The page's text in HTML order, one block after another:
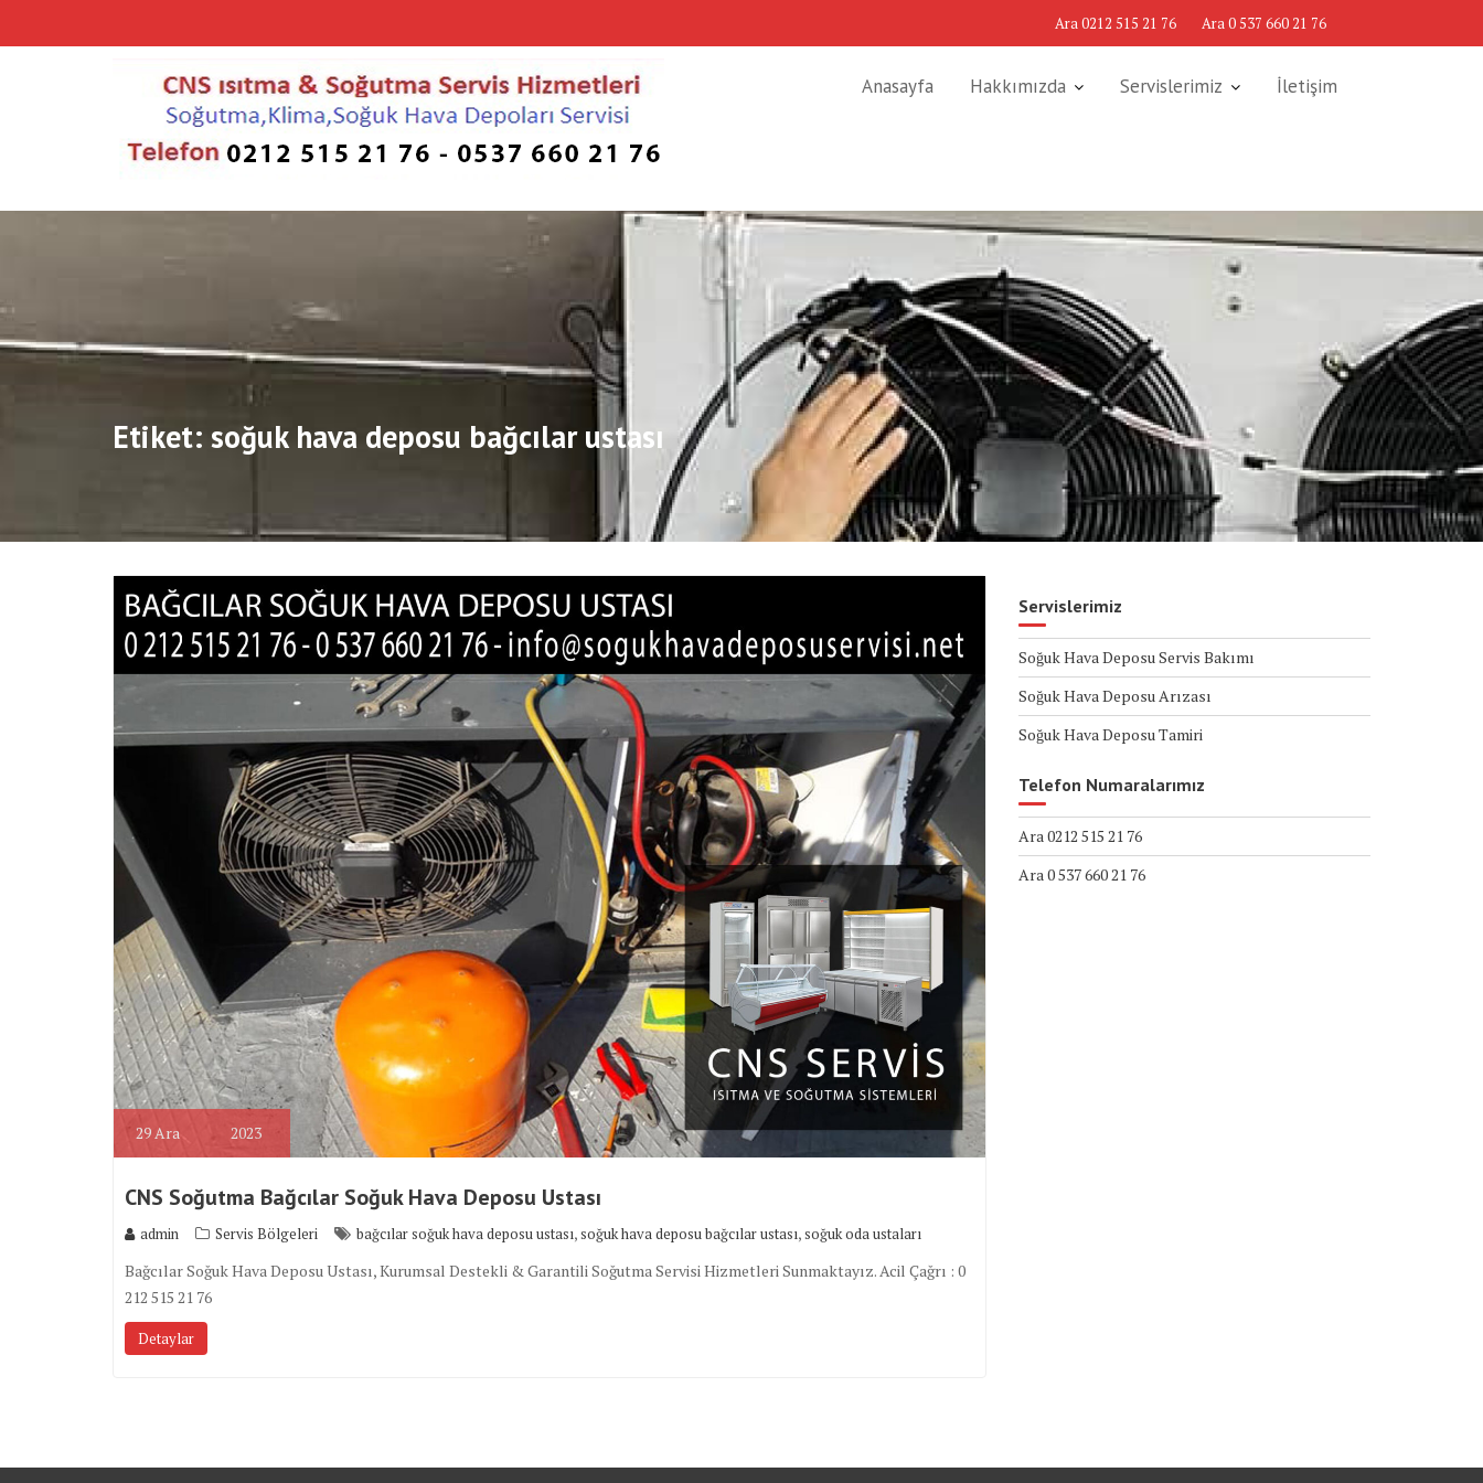
Ara 0212 515 21 76 Ara 0 537 660 21 76
Anasayfa Hakkımızda Servislerimiz İletişim
Etiket: soğuk hava deposu bağcılar ustası
29Ara 2023
CNS Soğutma Bağcılar Soğuk Hava Deposu Ustası
admin Servis Bölgeleri bağcılar soğuk hava deposu ustası,soğuk hava deposu bağcılar ustası,soğuk oda ustaları
Bağcılar Soğuk Hava Deposu Ustası, Kurumsal Destekli & Garantili Soğutma Servisi Hizmetleri Sunmaktayız. Acil Çağrı : 0
212 515 21 76
Detaylar
Servislerimiz
Soğuk Hava Deposu Servis Bakımı
Soğuk Hava Deposu Arızası
Soğuk Hava Deposu Tamiri
Telefon Numaralarımız
Ara 0212 515 21 76
Ara 0 537 660 21 76